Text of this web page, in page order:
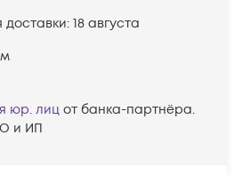
доставки: 18 августа
м
юр. лиц от банка-партнёра.
и ИП